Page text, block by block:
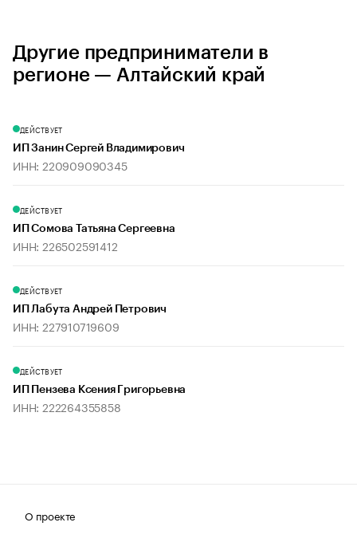
Другие предприниматели в
регионе — Алтайский край
ДЕЙСТВУЕТ
ИП Занин Сергей Владимирович
ИНН: 220909090345
ДЕЙСТВУЕТ
ИП Сомова Татьяна Сергеевна
ИНН: 226502591412
ДЕЙСТВУЕТ
ИП Лабута Андрей Петрович
ИНН: 227910719609
ДЕЙСТВУЕТ
ИП Пензева Ксения Григорьевна
ИНН: 222264355858
О проекте